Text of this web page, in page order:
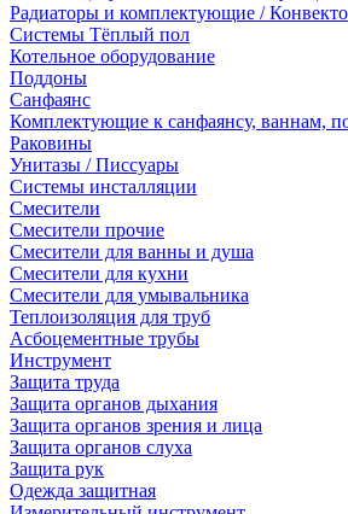
Радиаторы и комплектующие /
Системы Тёплый пол
Котельное оборудование
Поддоны
Санфаянс
Комплектующие к санфаянсу, ваннам,
Раковины
Унитазы / Писсуары
Системы инсталляции
Смесители
Смесители прочие
Смесители для ванны и душа
Смесители для кухни
Смесители для умывальника
Теплоизоляция для труб
Асбоцементные трубы
Инструмент
Защита труда
Защита органов дыхания
Защита органов зрения и лица
Защита органов слуха
Защита рук
Одежда защитная